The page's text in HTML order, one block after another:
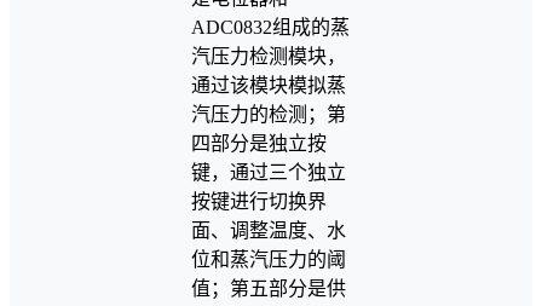
ADC0832组成的蒸
汽压力检测模块，
通过该模块模拟蒸
汽压力的检测；第
四部分是独立按
键，通过三个独立
按键进行切换界
面、调整温度、水
位和蒸汽压力的阈
值；第五部分是供